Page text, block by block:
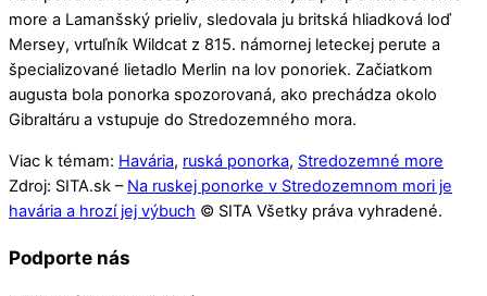
more a Lamanšský prieliv, sledovala ju britská hliadková loď
Mersey, vrtuľník Wildcat z 815. námornej leteckej perute a
špecializované lietadlo Merlin na lov ponoriek. Začiatkom
augusta bola ponorka spozorovaná, ako prechádza okolo
Gibraltáru a vstupuje do Stredozemného mora.
Viac k témam: Havária, ruská ponorka, Stredozemné more
Zdroj: SITA.sk – Na ruskej ponorke v Stredozemnom mori je
havária a hrozí jej výbuch © SITA Všetky práva vyhradené.
Podporte nás